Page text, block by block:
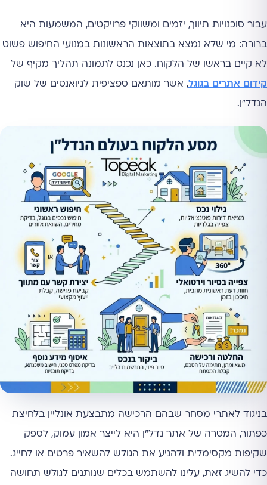
עבור סוכנויות תיווך, יזמים ומשווקי פרויקטים, המשמעות היא
ברורה: מי שלא נמצא בתוצאות הראשונות במנועי החיפוש פשוט
לא קיים בראשו של הלקוח. כאן נכנס לתמונה תהליך מקיף של
קידום אתרים בגוגל, אשר מותאם ספציפית לניואנסים של שוק
הנדל"ן.
בניגוד לאתרי מסחר שבהם הרכישה מתבצעת אונליין בלחיצת
כפתור, המטרה של אתר נדל"ן היא לייצר אמון עמוק, לספק
שקיפות מקסימלית ולהניע את הגולש להשאיר פרטים או לחייג.
כדי להשיג זאת, עלינו להשתמש בכלים שנותנים לגולש תחושה